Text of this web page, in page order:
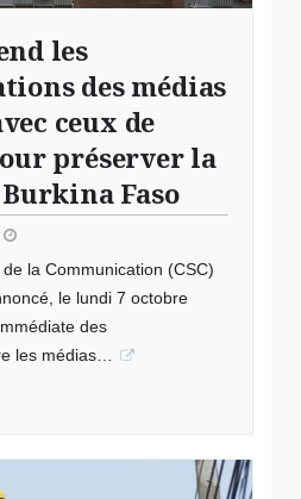
les
des médias
ceux de
préserver la
Faso
la Communication (CSC)
le lundi 7 octobre
des
les médias…